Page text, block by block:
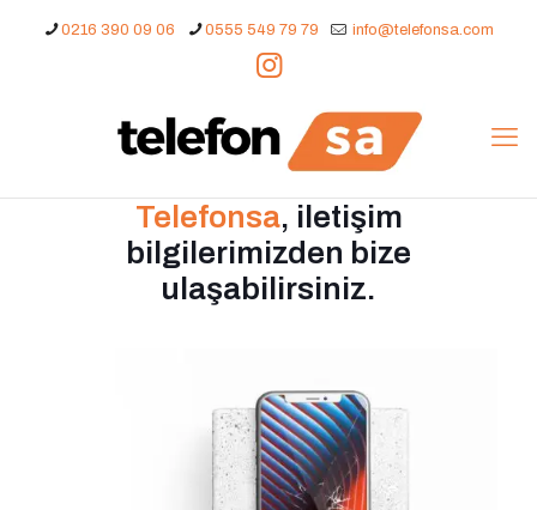
0216 390 09 06 0555 549 79 79 info@telefonsa.com
Telefonsa, iletişim
bilgilerimizden bize
ulaşabilirsiniz.